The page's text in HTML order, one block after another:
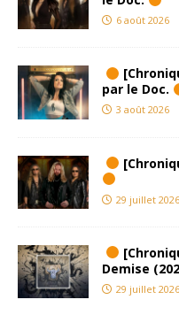
6 août 2026
par le Doc.
3 août 2026
29 juillet 2026
Demise
29 juillet 2026